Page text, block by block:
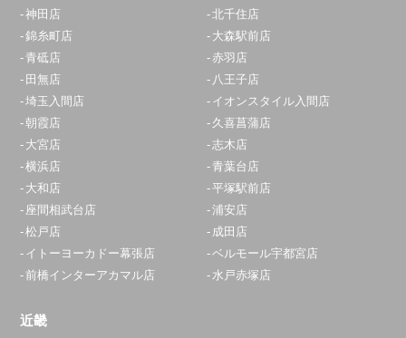
神田店
北千住店
錦糸町店
大森駅前店
青砥店
赤羽店
田無店
八王子店
埼玉入間店
イオンスタイル入間店
朝霞店
久喜菖蒲店
大宮店
志木店
横浜店
青葉台店
大和店
平塚駅前店
座間相武台店
浦安店
松戸店
成田店
イトーヨーカドー幕張店
ベルモール宇都宮店
前橋インターアカマル店
水戸赤塚店
近畿